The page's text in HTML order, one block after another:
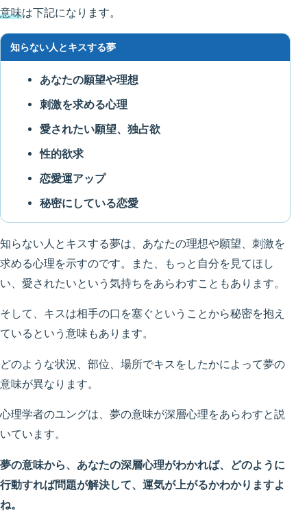
意味は下記になります。
知らない人とキスする夢
あなたの願望や理想
刺激を求める心理
愛されたい願望、独占欲
性的欲求
恋愛運アップ
秘密にしている恋愛
知らない人とキスする夢は、あなたの理想や願望、刺激を
求める心理を示すのです。また、もっと自分を見てほし
い、愛されたいという気持ちをあらわすこともあります。
そして、キスは相手の口を塞ぐということから秘密を抱え
ているという意味もあります。
どのような状況、部位、場所でキスをしたかによって夢の
意味が異なります。
心理学者のユングは、夢の意味が深層心理をあらわすと説
いています。
夢の意味から、あなたの深層心理がわかれば、どのように
行動すれば問題が解決して、運気が上がるかわかりますよ
ね。